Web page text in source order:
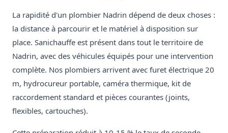
La rapidité d'un plombier Nadrin dépend de deux choses :
la distance à parcourir et le matériel à disposition sur
place. Sanichauffe est présent dans tout le territoire de
Nadrin, avec des véhicules équipés pour une intervention
complète. Nos plombiers arrivent avec furet électrique 20
m, hydrocureur portable, caméra thermique, kit de
raccordement standard et pièces courantes (joints,
flexibles, cartouches).